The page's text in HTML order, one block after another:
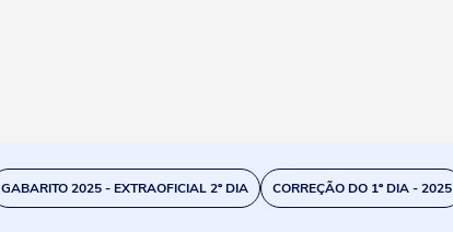
GABARITO 2025 - EXTRAOFICIAL 2º DIA CORREÇÃO DO 1º DIA - 2025